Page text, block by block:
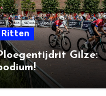
Ritten
Gilze: